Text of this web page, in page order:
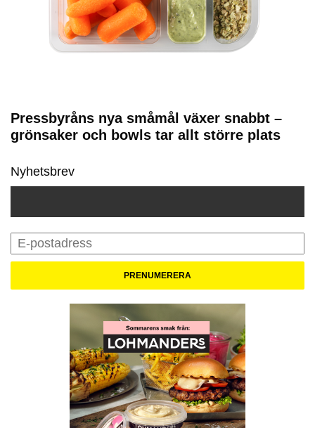
Pressbyråns nya småmål växer snabbt –
grönsaker och bowls tar allt större plats
Nyhetsbrev